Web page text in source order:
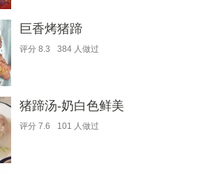
巨香烤猪蹄
评分 8.3 384 人做过
猪蹄汤-奶白色鲜美
评分 7.6 101 人做过